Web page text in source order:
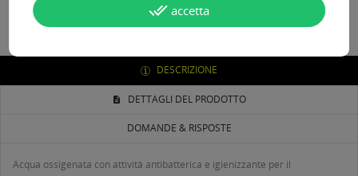
DESCRIZIONE
DETTAGLI DEL PRODOTTO
DOMANDE & RISPOSTE
Acqua ossigenata con attività antibatterica e igienizzante per il
done_all accetta